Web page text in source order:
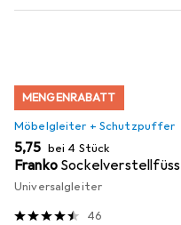
MENGENRABATT
Möbelgleiter + Schutzpuffer
EUR
5,75 bei 4 Stück
Franko
Universalgleiter
46